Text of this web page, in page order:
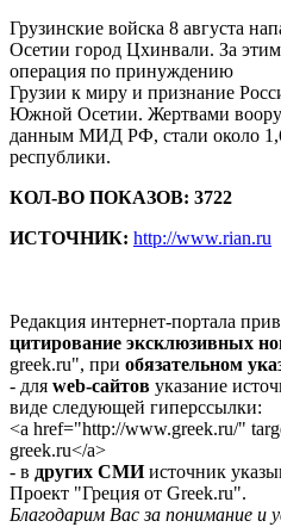
Грузинские войска 8 августа
Осетии город Цхинвали. За этим
операция по принуждению
Грузии к миру и признание
Южной Осетии. Жертвами
данным МИД РФ, стали около
республики.
КОЛ-ВО ПОКАЗОВ: 3722
ИСТОЧНИК: http://www.rian.ru
Редакция интернет-портала
цитирование эксклюзивных
greek.ru", при обязательном
- для web-сайтов указание
виде следующей гиперссылки:
<a href="http://www.greek.ru/"
greek.ru</a>
- в других СМИисточник
Проект "Греция от Greek.ru".
Благодарим Вас за понимание и